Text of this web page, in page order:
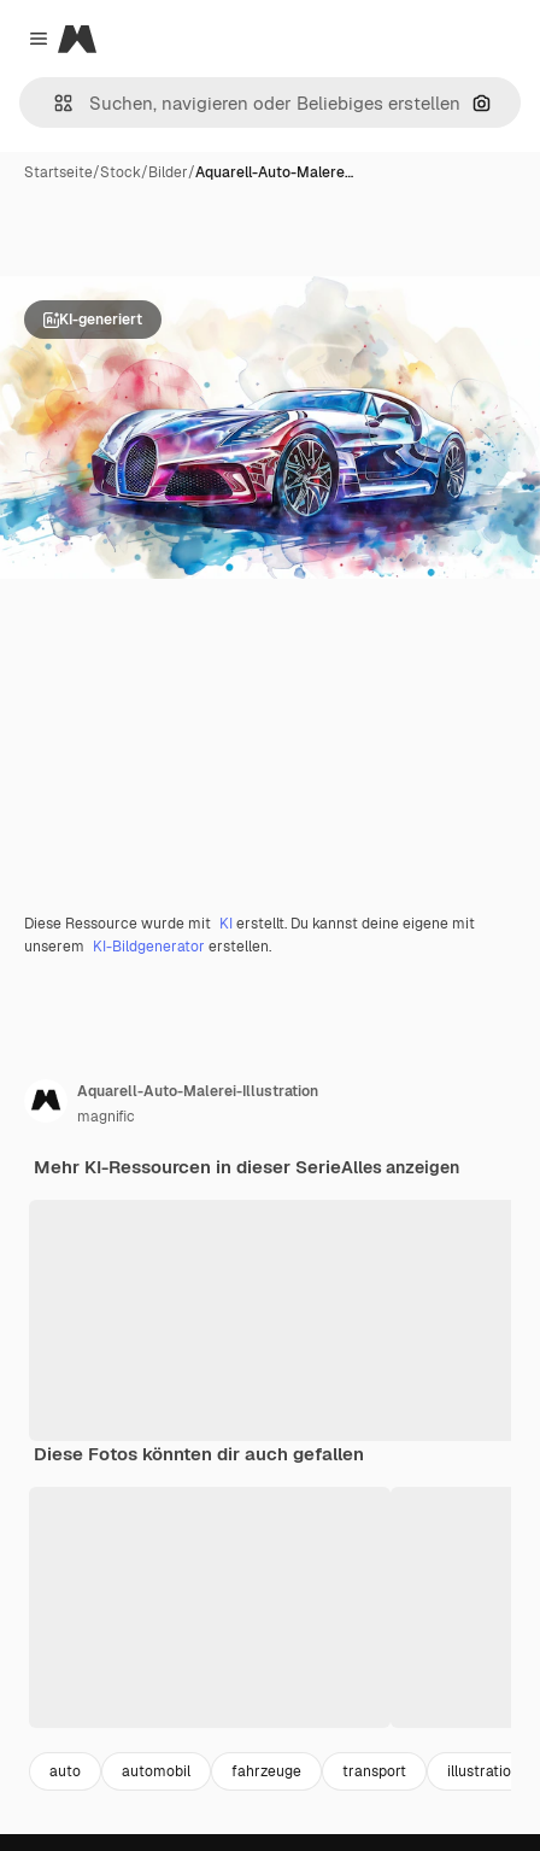
Close menu
Magnific
Nach
Startseite/Stock/Bilder/Aquarell-Auto-Malere…
KI-generiert
Diese Ressource wurde mit KIerstellt. Du kannst deine eigene mit
unserem KI-Bildgenerator erstellen.
Aquarell-Auto-Malerei-Illustration
magnific
Mehr KI-Ressourcen in dieser SerieAlles anzeigen
Diese Fotos könnten dir auch gefallen
auto automobil fahrzeuge transport illustration